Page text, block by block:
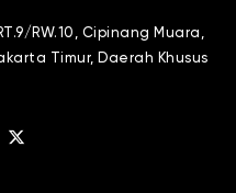
RW.10, Cipinang Muara,
Timur, Daerah Khusus